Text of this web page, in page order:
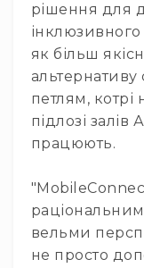
рішення для
як більш
петлям, котрі
підлозі залів
працюють.
вельми
не просто